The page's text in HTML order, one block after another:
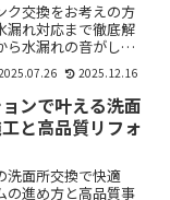
ク交換をお考えの方
漏れ対応まで徹底解
ら水漏れの音がして
ンクの調子が悪いけ
ちらがいいの？」
よく分からなくて心
を抱え...
2025.12.16
ンで叶える洗面
と高品質リフォ
洗面所交換で快適
の進め方と高品質事